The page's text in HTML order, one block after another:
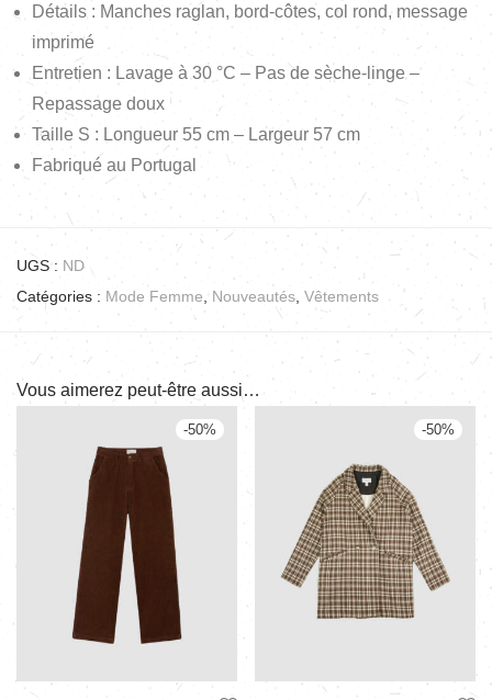
Détails : Manches raglan, bord-côtes, col rond, message
imprimé
Entretien : Lavage à 30 °C – Pas de sèche-linge –
Repassage doux
Taille S : Longueur 55 cm – Largeur 57 cm
Fabriqué au Portugal
UGS : ND
Catégories : Mode Femme Nouveautés Vêtements
Vous aimerez peut-être aussi…
-50% -50%